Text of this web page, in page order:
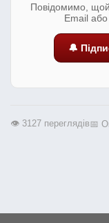
Повідомимо,
Email або
🔔
👁️ 3127 переглядів📅